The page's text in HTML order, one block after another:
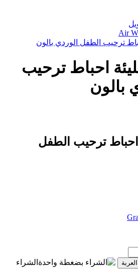
Air
مليئة احباط ترحيب
بالون
احباط ترحيب الطفل
الشراء